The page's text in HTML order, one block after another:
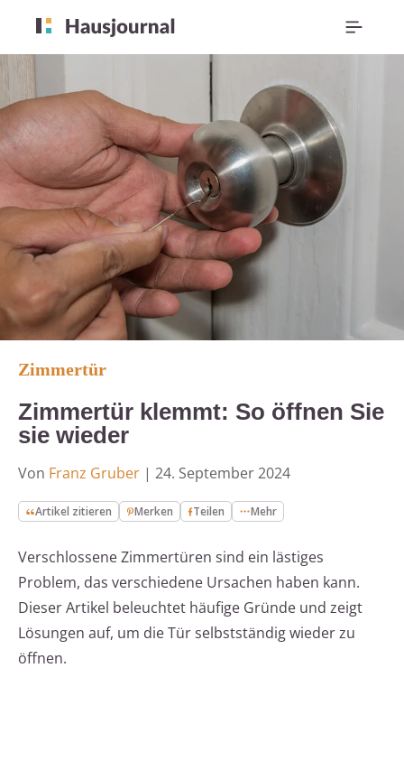
Zimmertür
Zimmertür klemmt: So öffnen Sie
sie wieder
Von Franz Gruber | 24. September 2024
Artikel zitieren Merken Teilen Mehr
Verschlossene Zimmertüren sind ein lästiges
Problem, das verschiedene Ursachen haben kann.
Dieser Artikel beleuchtet häufige Gründe und zeigt
Lösungen auf, um die Tür selbstständig wieder zu
öffnen.